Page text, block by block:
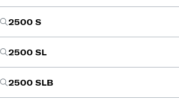
2500 S
2500 SL
2500 SLB